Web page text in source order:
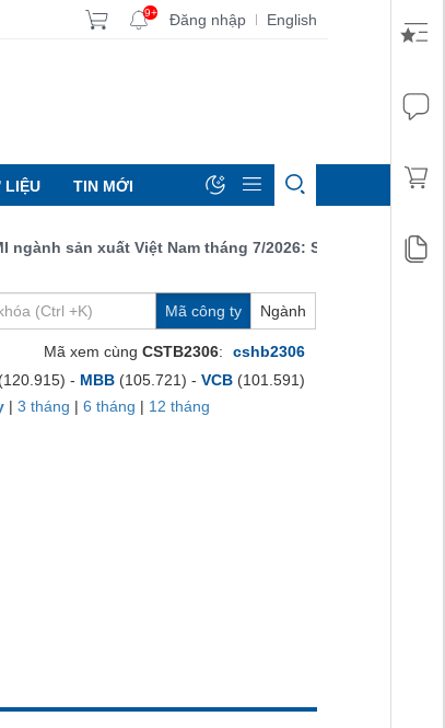
9+ Đăng nhập | English
LIỆU TIN MỚI
sản xuất Việt Nam tháng 7/2026: Sản lượng, số
Mã công ty Ngành
Mã xem cùng CSTB2306:
cshb2306
(120.915) - MBB (105.721) - VCB (101.591)
| 3 tháng | 6 tháng | 12 tháng